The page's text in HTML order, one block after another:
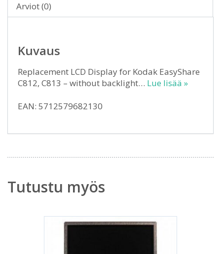
Arviot (0)
Kuvaus
Replacement LCD Display for Kodak EasyShare
C812, C813 – without backlight… Lue lisää »
EAN: 5712579682130
Tutustu myös